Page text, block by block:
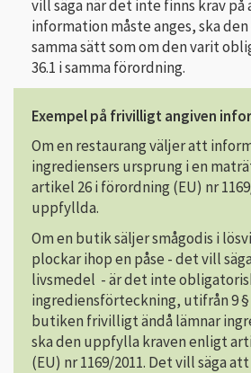
vill säga när det inte finns krav på
information måste anges, ska
samma sätt som om den varit
36.1 i samma förordning.
Exempel på frivilligt angiven
Om en restaurang väljer att
ingrediensers ursprung i en
artikel 26 i förordning (EU) nr
uppfyllda.
Om en butik säljer smågodis i
plockar ihop en påse - det vill
livsmedel - är det inte
ingrediensförteckning, utifrån 9 §
butiken frivilligt ändå lämnar
ska den uppfylla kraven enligt
(EU) nr 1169/2011. Det vill säga